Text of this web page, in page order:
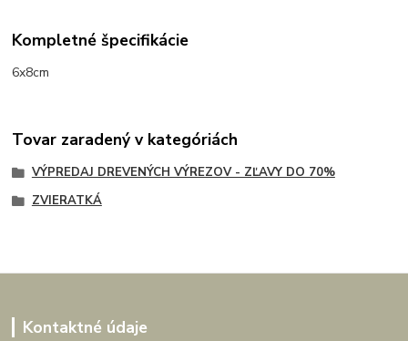
Kompletné špecifikácie
6x8cm
Tovar zaradený v kategóriách
VÝPREDAJ DREVENÝCH VÝREZOV - ZĽAVY DO 70%
ZVIERATKÁ
Kontaktné údaje